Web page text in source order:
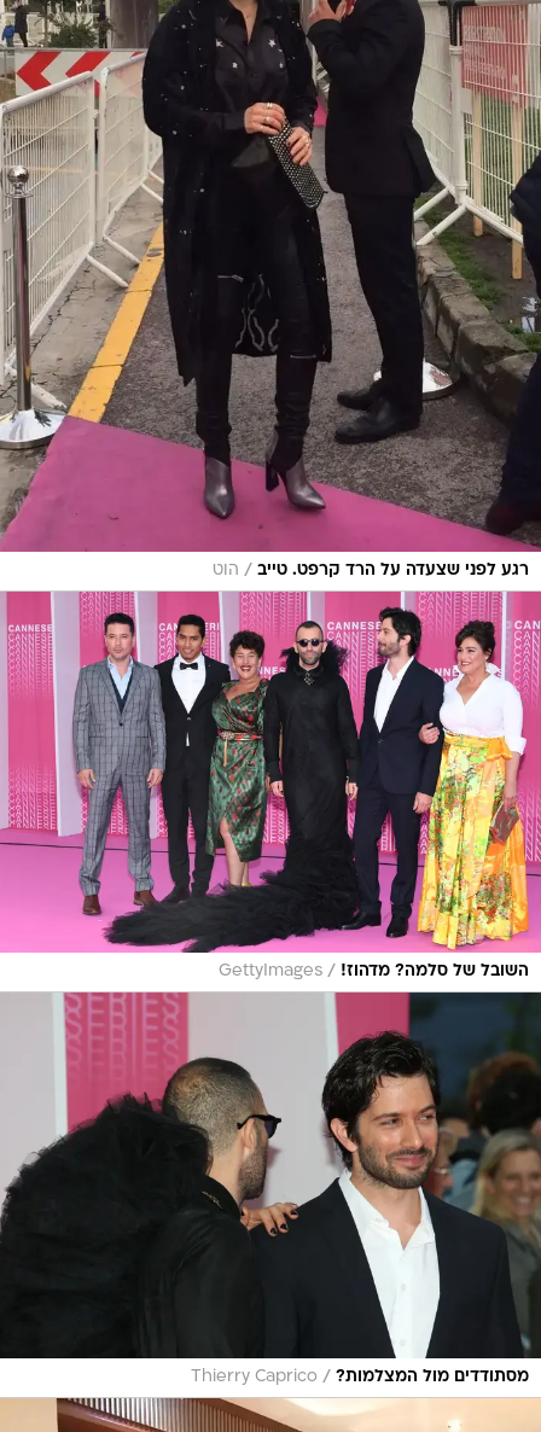
רגע לפני שצעדה על הרד קרפט. טייב / הוט
השובל של סלמה? מדהוז! /
GettyImages
מסתודדים מול המצלמות? /
Thierry Caprico